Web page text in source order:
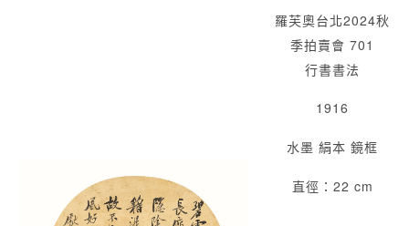
羅芙奧台北2024秋
季拍賣會 701
行書書法
1916
水墨 絹本 鏡框
直徑：22 cm